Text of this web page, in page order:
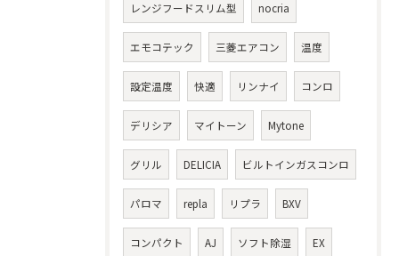
レンジフードスリム型 nocria
エモコテック 三菱エアコン 温度
設定温度 快適 リンナイ コンロ
デリシア マイトーン Mytone
グリル DELICIA ビルトインガスコンロ
パロマ repla リプラ BXV
コンパクト AJ ソフト除湿 EX